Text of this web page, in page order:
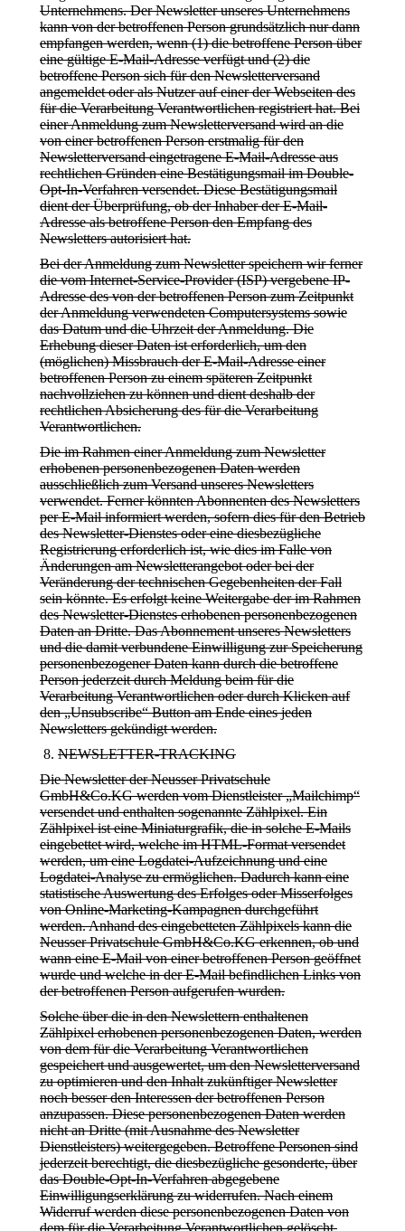
Unternehmens. Der Newsletter unseres Unternehmens
kann von der betroffenen Person grundsätzlich nur dann
empfangen werden, wenn (1) die betroffene Person über
eine gültige E-Mail-Adresse verfügt und (2) die
betroffene Person sich für den Newsletterversand
angemeldet oder als Nutzer auf einer der Webseiten des
für die Verarbeitung Verantwortlichen registriert hat. Bei
einer Anmeldung zum Newsletterversand wird an die
von einer betroffenen Person erstmalig für den
Newsletterversand eingetragene E-Mail-Adresse aus
rechtlichen Gründen eine Bestätigungsmail im Double-
Opt-In-Verfahren versendet. Diese Bestätigungsmail
dient der Überprüfung, ob der Inhaber der E-Mail-
Adresse als betroffene Person den Empfang des
Newsletters autorisiert hat.
Bei der Anmeldung zum Newsletter speichern wir ferner
die vom Internet-Service-Provider (ISP) vergebene IP-
Adresse des von der betroffenen Person zum Zeitpunkt
der Anmeldung verwendeten Computersystems sowie
das Datum und die Uhrzeit der Anmeldung. Die
Erhebung dieser Daten ist erforderlich, um den
(möglichen) Missbrauch der E-Mail-Adresse einer
betroffenen Person zu einem späteren Zeitpunkt
nachvollziehen zu können und dient deshalb der
rechtlichen Absicherung des für die Verarbeitung
Verantwortlichen.
Die im Rahmen einer Anmeldung zum Newsletter
erhobenen personenbezogenen Daten werden
ausschließlich zum Versand unseres Newsletters
verwendet. Ferner könnten Abonnenten des Newsletters
per E-Mail informiert werden, sofern dies für den Betrieb
des Newsletter-Dienstes oder eine diesbezügliche
Registrierung erforderlich ist, wie dies im Falle von
Änderungen am Newsletterangebot oder bei der
Veränderung der technischen Gegebenheiten der Fall
sein könnte. Es erfolgt keine Weitergabe der im Rahmen
des Newsletter-Dienstes erhobenen personenbezogenen
Daten an Dritte. Das Abonnement unseres Newsletters
und die damit verbundene Einwilligung zur Speicherung
personenbezogener Daten kann durch die betroffene
Person jederzeit durch Meldung beim für die
Verarbeitung Verantwortlichen oder durch Klicken auf
den „Unsubscribe“ Button am Ende eines jeden
Newsletters gekündigt werden.
NEWSLETTER-TRACKING
Die Newsletter der Neusser Privatschule
GmbH&Co.KG werden vom Dienstleister „Mailchimp“
versendet und enthalten sogenannte Zählpixel. Ein
Zählpixel ist eine Miniaturgrafik, die in solche E-Mails
eingebettet wird, welche im HTML-Format versendet
werden, um eine Logdatei-Aufzeichnung und eine
Logdatei-Analyse zu ermöglichen. Dadurch kann eine
statistische Auswertung des Erfolges oder Misserfolges
von Online-Marketing-Kampagnen durchgeführt
werden. Anhand des eingebetteten Zählpixels kann die
Neusser Privatschule GmbH&Co.KG erkennen, ob und
wann eine E-Mail von einer betroffenen Person geöffnet
wurde und welche in der E-Mail befindlichen Links von
der betroffenen Person aufgerufen wurden.
Solche über die in den Newslettern enthaltenen
Zählpixel erhobenen personenbezogenen Daten, werden
von dem für die Verarbeitung Verantwortlichen
gespeichert und ausgewertet, um den Newsletterversand
zu optimieren und den Inhalt zukünftiger Newsletter
noch besser den Interessen der betroffenen Person
anzupassen. Diese personenbezogenen Daten werden
nicht an Dritte (mit Ausnahme des Newsletter
Dienstleisters) weitergegeben. Betroffene Personen sind
jederzeit berechtigt, die diesbezügliche gesonderte, über
das Double-Opt-In-Verfahren abgegebene
Einwilligungserklärung zu widerrufen. Nach einem
Widerruf werden diese personenbezogenen Daten von
dem für die Verarbeitung Verantwortlichen gelöscht.